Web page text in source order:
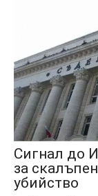
Сигнал до
за
убийство